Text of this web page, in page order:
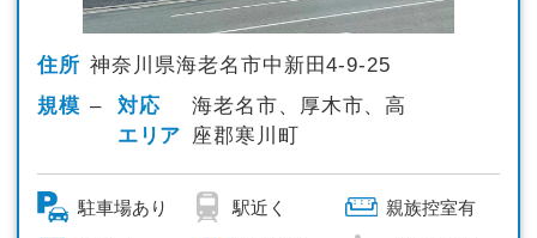
住所 神奈川県海老名市中新田4-9-25
規模 –
対応
エリア
海老名市、厚木市、高
座郡寒川町
駐車場あり 駅近く 親族控室有